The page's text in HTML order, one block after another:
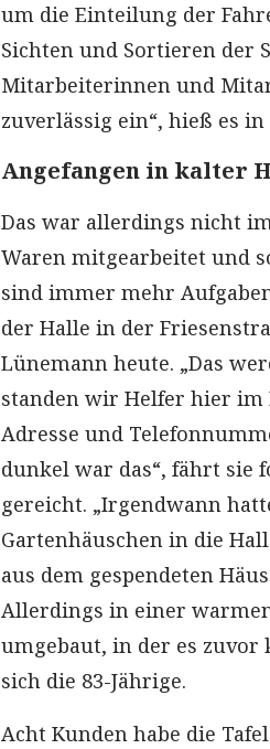
um die Einteilung der
Sichten und Sortieren der
Mitarbeiterinnen und
zuverlässig ein“, hieß es
Angefangen in kalter
Das war allerdings nicht
Waren mitgearbeitet und
sind immer mehr
der Halle in der
Lünemann heute. „Das
standen wir Helfer hier im
Adresse und
dunkel war das“, fährt sie
gereicht. „Irgendwann
Gartenhäuschen in die
aus dem gespendeten
Allerdings in einer
umgebaut, in der es zuvor
sich die 83-Jährige.
Acht Kunden habe die